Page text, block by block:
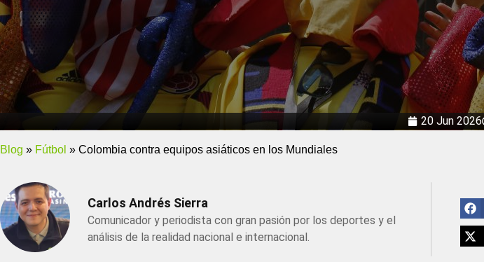
20 Jun 2026
Blog » Fútbol » Colombia contra equipos asiáticos en los Mundiales
Carlos Andrés Sierra
Comunicador y periodista con gran pasión por los deportes y el
análisis de la realidad nacional e internacional.